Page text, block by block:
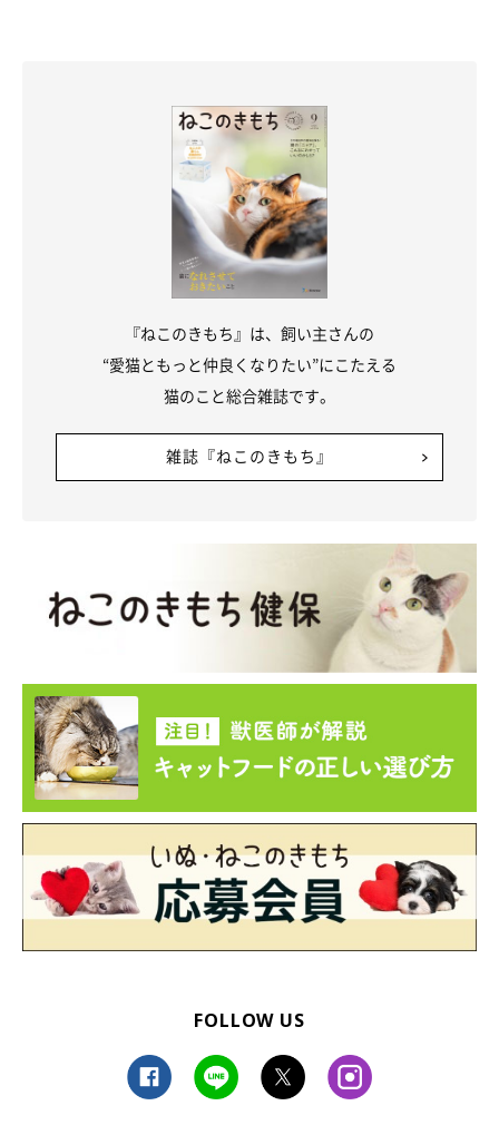
『ねこのきもち』は、飼い主さんの
“愛猫ともっと仲良くなりたい”にこたえる
猫のこと総合雑誌です。
雑誌『ねこのきもち』
FOLLOW US